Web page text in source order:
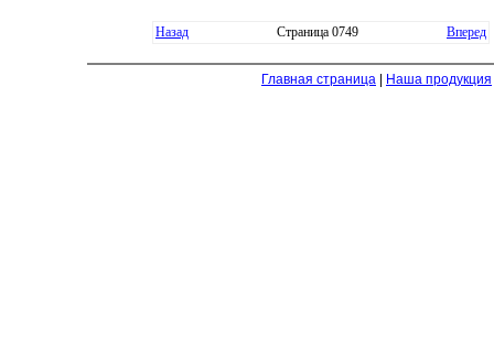
Назад Страница 0749 Вперед
Главная страница Наша продукция